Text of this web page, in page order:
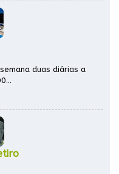
semana duas diárias a